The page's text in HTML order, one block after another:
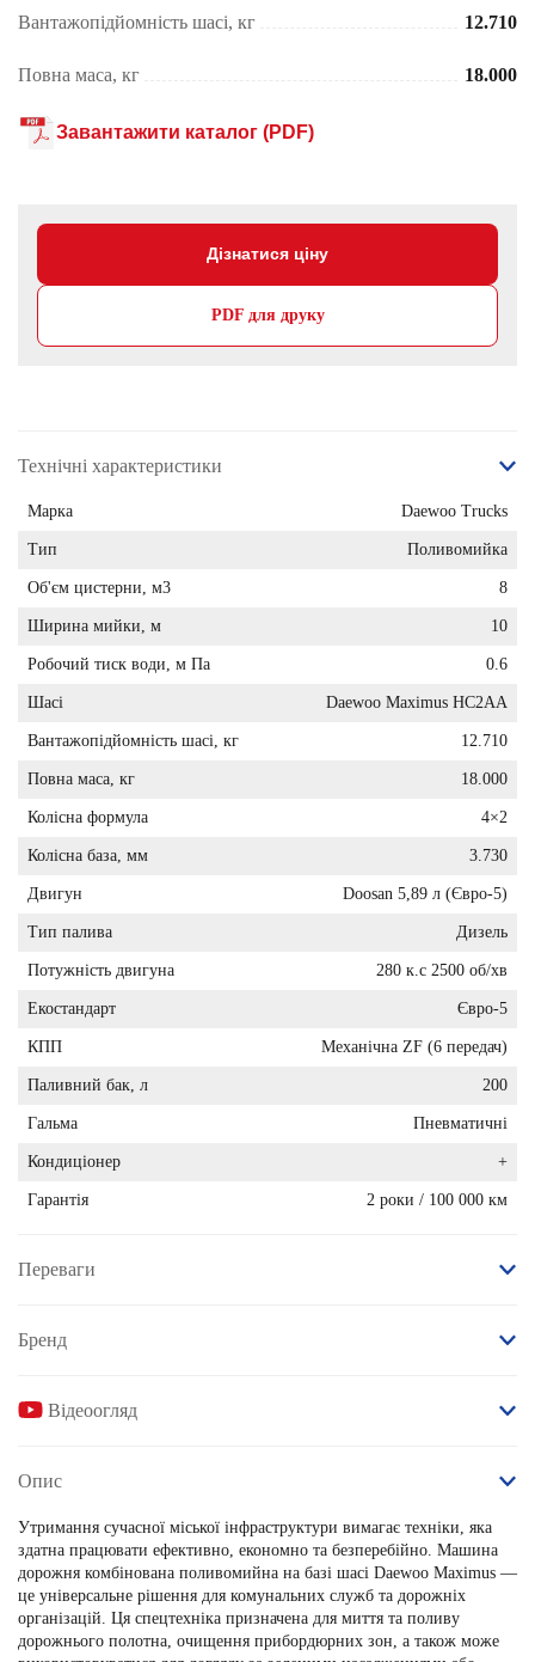
Вантажопідйомність шасі, кг 12.710
Повна маса, кг 18.000
Завантажити каталог (PDF)
Дізнатися ціну
PDF для друку
Технічні характеристики
Марка Daewoo Trucks
Тип Поливомийка
Об'єм цистерни, м3 8
Ширина мийки, м 10
Робочий тиск води, м Па 0.6
Шасі Daewoo Maximus HC2AA
Вантажопідйомність шасі, кг 12.710
Повна маса, кг 18.000
Колісна формула 4×2
Колісна база, мм 3.730
Двигун Doosan 5,89 л (Євро-5)
Тип палива Дизель
Потужність двигуна 280 к.с 2500 об/хв
Екостандарт Євро-5
КПП Механічна ZF (6 передач)
Паливний бак, л 200
Гальма Пневматичні
Кондиціонер +
Гарантія 2 роки / 100 000 км
Переваги
Бренд
Відеоогляд
Опис
Утримання сучасної міської інфраструктури вимагає техніки, яка
здатна працювати ефективно, економно та безперебійно. Машина
дорожня комбінована поливомийна на базі шасі Daewoo Maximus —
це універсальне рішення для комунальних служб та дорожніх
організацій. Ця спецтехніка призначена для миття та поливу
дорожнього полотна, очищення прибордюрних зон, а також може